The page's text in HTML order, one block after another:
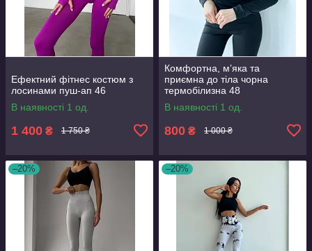
Ефектний фітнес костюм з
лосинами пуш-ап 46
В наявності 1 од.
1 400 ₴ 1 750 ₴
Комфортна, мʼяка та
приємна до тіла чорна
термобілизна 48
В наявності 1 од.
800 ₴ 1 000 ₴
–20% –20%